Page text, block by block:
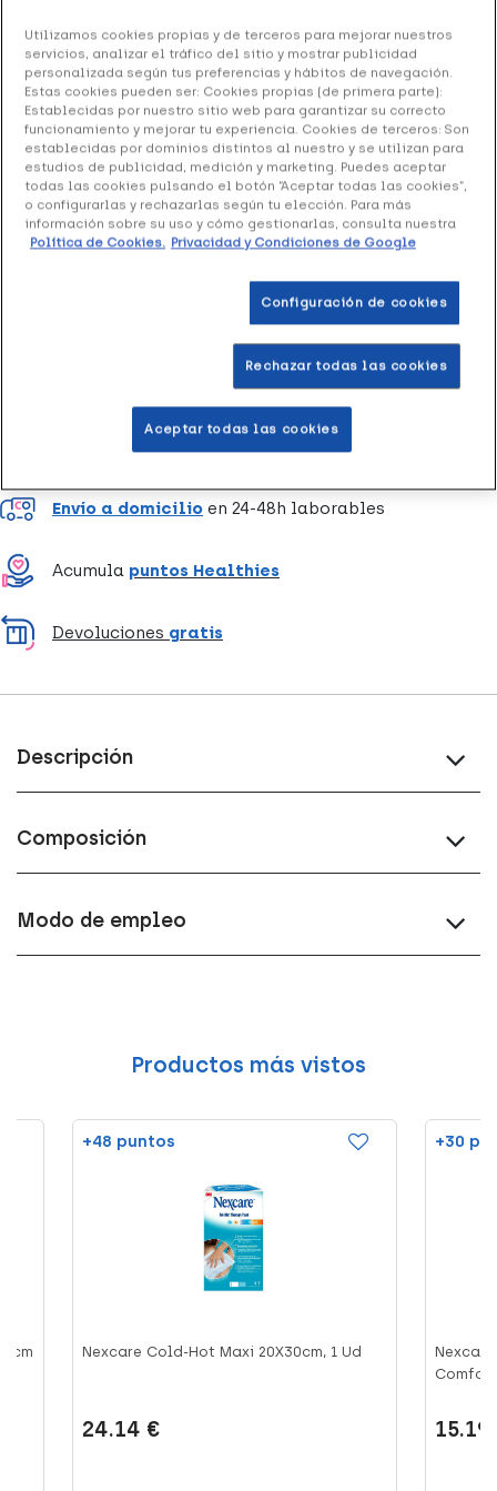
Nexcare Cold-Hot Bolsa de Frío/Calor Mini
10X10 cm, 1 Ud
10.32 €
+ 21 puntosHealthies
Bolsa de frío/calor para aliviar el dolor de forma natural,
Entrega rápida y gratuita en farmacia
Envío a domicilio en 24-48h laborables
Acumula puntos Healthies
Devoluciones gratis
Descripción
Composición
Modo de empleo
Productos más vistos
cm
+48 puntos
Nexcare Cold-Hot Maxi 20X30cm, 1 Ud
24.14 €
+30
Comfort
15.19
Utilizamos cookies propias y de terceros para mejorar nuestros
servicios, analizar el tráfico del sitio y mostrar publicidad
personalizada según tus preferencias y hábitos de navegación.
Estas cookies pueden ser: Cookies propias (de primera parte):
Establecidas por nuestro sitio web para garantizar su correcto
funcionamiento y mejorar tu experiencia. Cookies de terceros: Son
establecidas por dominios distintos al nuestro y se utilizan para
estudios de publicidad, medición y marketing. Puedes aceptar
todas las cookies pulsando el botón “Aceptar todas las cookies”,
o configurarlas y rechazarlas según tu elección. Para más
información sobre su uso y cómo gestionarlas, consulta nuestra
Política de Cookies. Privacidad y Condiciones de Google
Configuración de cookies
Rechazar todas las cookies
Aceptar todas las cookies